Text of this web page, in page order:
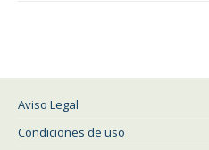
Aviso Legal
Condiciones de uso